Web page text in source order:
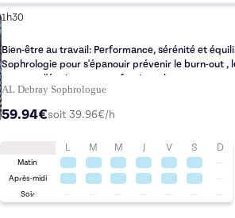
1h30
Bien-être au travail: Performance, sérénité et
Sophrologie pour s'épanouir prévenir le burn-out ,
stress et l'épuisement professionnel
AL Debray Sophrologue
59.94€soit 39.96€/h
L M M J V S D
Matin
Après-midi
Soir